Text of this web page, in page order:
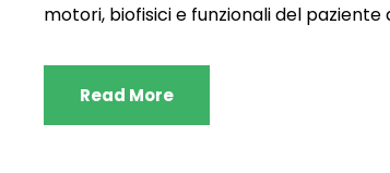
motori, biofisici e funzionali del
Read More